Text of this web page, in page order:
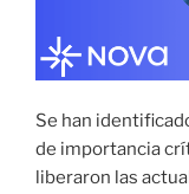
Se han
de importancia
liberaron las